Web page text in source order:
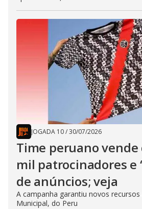
JOGADA 10/30/07/2026
Time peruano vende
mil patrocinadores e
de anúncios; veja
A campanha garantiu novos
Municipal, do Peru